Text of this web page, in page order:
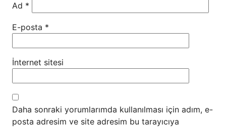
Ad *
E-posta *
İnternet sitesi
Daha sonraki yorumlarımda kullanılması için adım, e-
posta adresim ve site adresim bu tarayıcıya